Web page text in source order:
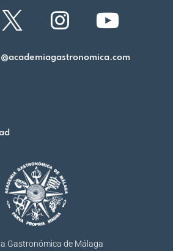
Gastronómica de Málaga